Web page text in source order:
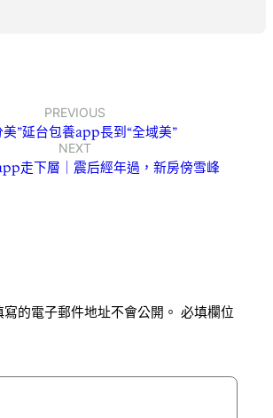
PREVIOUS
美”延台包養app長到“全域美”
NEXT
走下層｜震后經年過，新房傍雪峰
的電子郵件地址不會公開。 必填欄位